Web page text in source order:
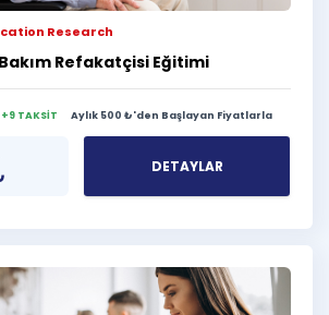
Research
Refakatçisi Eğitimi
+9 TAKSİT Aylık 500 ₺'den Başlayan Fiyatlarla
DETAYLAR